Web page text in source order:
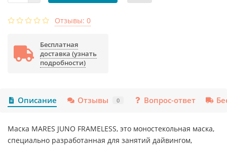
Отзывы: 0
Бесплатная
доставка (узнать
подробности)
Описание Отзывы 0 Вопрос-ответ
Маска MARES JUNO FRAMELESS, это моностекольная маска,
специально разработанная для занятий дайвингом,